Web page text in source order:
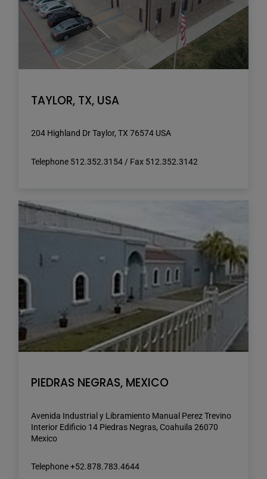
TAYLOR, TX, USA
204 Highland Dr Taylor, TX 76574 USA
Telephone 512.352.3154 / Fax 512.352.3142
PIEDRAS NEGRAS, MEXICO
Avenida Industrial y Libramiento Manual Perez Trevino
Interior Edificio 14 Piedras Negras, Coahuila 26070
Mexico
Telephone +52.878.783.4644